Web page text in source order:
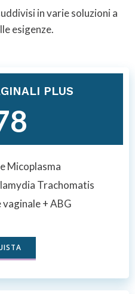
in varie soluzioni a
esigenze.
PLUS
Micoplasma
Trachomatis
+ ABG